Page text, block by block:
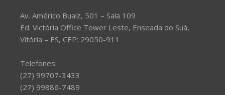
Av. Américo Buaiz, 501 – Sala 109
Ed. Victória Office Tower Leste, Enseada do Suá,
Vitória – ES, CEP: 29050-911
Telefones:
(27) 99707-3433
(27) 99886-7489